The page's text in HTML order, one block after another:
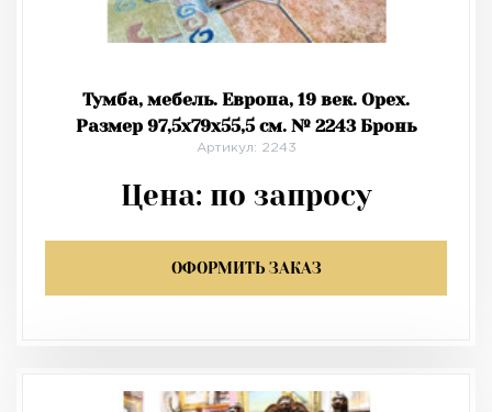
Тумба, мебель. Европа, 19 век. Орех.
Размер 97,5х79х55,5 см. № 2243 Бронь
Артикул: 2243
Цена: по запросу
ОФОРМИТЬ ЗАКАЗ